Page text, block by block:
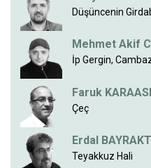
Düşüncenin
Mehmet Akif
İp Gergin,
Faruk
Çeç
Erdal
Teyakkuz Hali